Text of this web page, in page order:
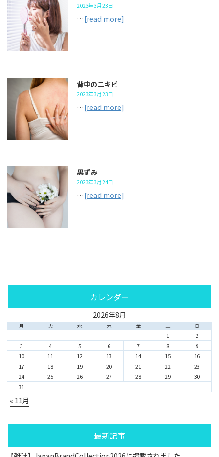
2023年3月23日
…[read more]
背中のニキビ
2023年3月23日
…[read more]
黒ずみ
2023年3月24日
…[read more]
カレンダー
2026年8月
月 火 水 木 金 土 日
1
2
3
4 5 6 7 8
9
10
11 12 13 14 15
16
17
18 19 20 21 22
23
24
25 26 27 28 29
30
31
« 11月
最新記事